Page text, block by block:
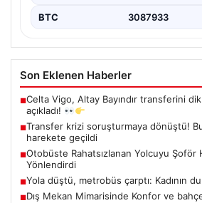
BTC 3087933
Son Eklenen Haberler
■Celta Vigo, Altay Bayındır transferini
açıkladı!
■Transfer krizi soruşturmaya dönüştü!
harekete geçildi
■Otobüste Rahatsızlanan Yolcuyu Şoför
Yönlendirdi
■Yola düştü, metrobüs çarptı: Kadının
■Dış Mekan Mimarisinde Konfor ve